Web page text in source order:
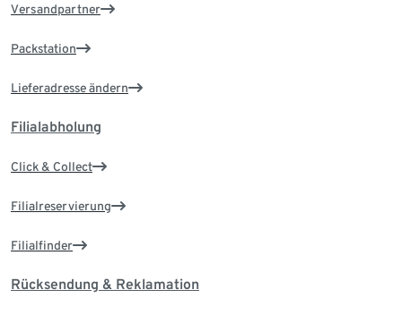
Versandpartner
Packstation
Lieferadresse ändern
Filialabholung
Click & Collect
Filialreservierung
Filialfinder
Rücksendung & Reklamation